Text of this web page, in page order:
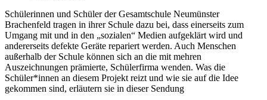
Schülerinnen und Schüler der Gesamtschule Neumünster
Brachenfeld tragen in ihrer Schule dazu bei, dass einerseits zum
Umgang mit und in den „sozialen“ Medien aufgeklärt wird und
andererseits defekte Geräte repariert werden. Auch Menschen
außerhalb der Schule können sich an die mit mehren
Auszeichnungen prämierte, Schülerfirma wenden. Was die
Schüler*innen an diesem Projekt reizt und wie sie auf die Idee
gekommen sind, erläutern sie in dieser Sendung